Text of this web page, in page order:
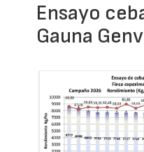
Ensayo
Gauna